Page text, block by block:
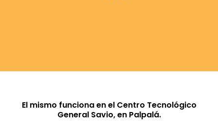
El mismo funciona en el Centro Tecnológico
General Savio,en Palpalá.